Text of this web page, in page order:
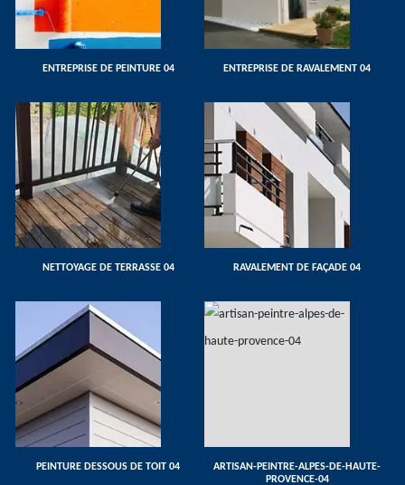
ENTREPRISE DE PEINTURE 04 ENTREPRISE DE RAVALEMENT 04
NETTOYAGE DE TERRASSE 04 RAVALEMENT DE FAÇADE 04
PEINTURE DESSOUS DE TOIT 04
ARTISAN-PEINTRE-ALPES-DE-HAUTE-
PROVENCE-04